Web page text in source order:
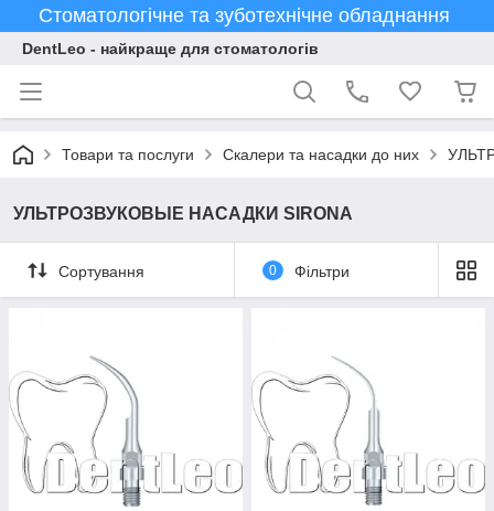
Стоматологічне та зуботехнічне обладнання
DentLeo - найкраще для стоматологів
Товари та послуги Скалери та насадки до них
УЛЬТРОЗВУКОВЫЕ НАСАДКИ SIRONA
Сортування 0 Фільтри